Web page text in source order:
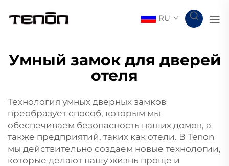
RU
Умный замок для дверей
отеля
Технология умных дверных замков
преобразует способ, которым мы
обеспечиваем безопасность наших домов, а
также предприятий, таких как отели. В Tenon
мы действительно создаем новые технологии,
которые делают нашу жизнь проще и